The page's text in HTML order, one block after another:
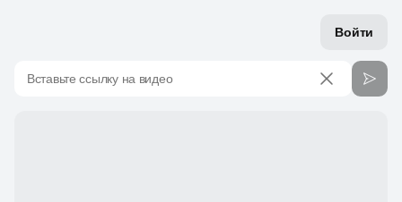
Войти
Вставьте ссылку на видео